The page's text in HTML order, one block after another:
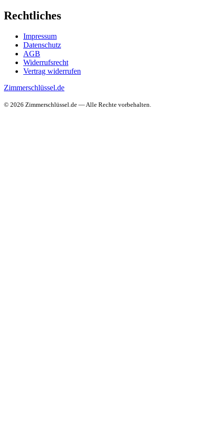
Rechtliches
Impressum
Datenschutz
AGB
Widerrufsrecht
Vertrag widerrufen
Zimmerschlüssel.de
© 2026 Zimmerschlüssel.de — Alle Rechte vorbehalten.